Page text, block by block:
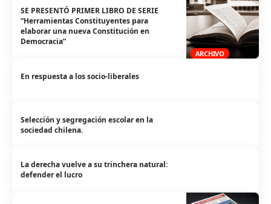
ARCHIVO
SE PRESENTÓ PRIMER LIBRO DE SERIE
“Herramientas Constituyentes para
elaborar una nueva Constitución en
Democracia”
En respuesta a los socio-liberales
Selección y segregación escolar en la
sociedad chilena.
La derecha vuelve a su trinchera natural:
defender el lucro